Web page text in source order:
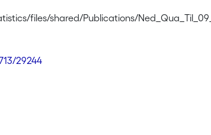
files/shared/Publications/
29244